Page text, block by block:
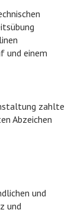
und einem
zahlte
Abzeichen
und
und